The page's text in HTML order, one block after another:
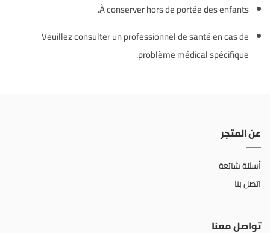
À conserver hors de portée des enfants.
Veuillez consulter un professionnel de santé en cas de
problème médical spécifique.
عن المتجر
أسئلة شائعة
اتصل بنا
تواصل معنا